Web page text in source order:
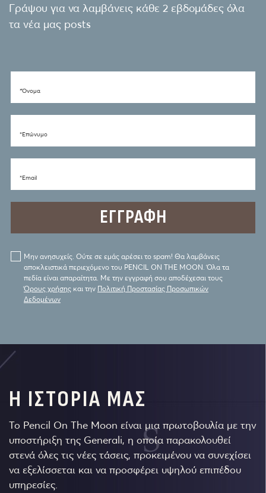
Γράψου για να λαμβάνεις κάθε 2 εβδομάδες όλα
τα νέα μας posts
*Όνομα
*Eπώνυμο
*Email
Μην ανησυχείς. Ούτε σε εμάς αρέσει το spam! Θα λαμβάνεις
αποκλειστικά περιεχόμενο του PENCIL ON THE MOON. Όλα τα
πεδία είναι απαραίτητα. Με την εγγραφή σου αποδέχεσαι τους
Όρους χρήσης και την Πολιτική Προστασίας Προσωπικών
Δεδομένων
Η ΙΣΤΟΡΙΑ ΜΑΣ
Το Pencil On The Moon είναι μια πρωτοβουλία με την
υποστήριξη της Generali, η οποία παρακολουθεί
στενά όλες τις νέες τάσεις, προκειμένου να συνεχίσει
να εξελίσσεται και να προσφέρει υψηλού επιπέδου
υπηρεσίες.